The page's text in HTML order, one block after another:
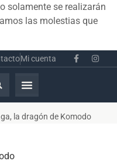
solamente se realizarán
las molestias que
Mi cuenta
la dragón de Komodo